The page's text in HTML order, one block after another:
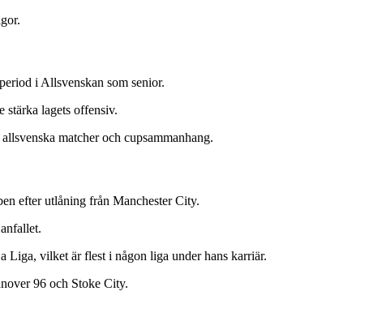
i Allsvenskan som senior.
stärka lagets offensiv.
matcher och cupsammanhang.
efter utlåning från Manchester City.
Liga, vilket är flest i någon liga under hans karriär.
96 och Stoke City.